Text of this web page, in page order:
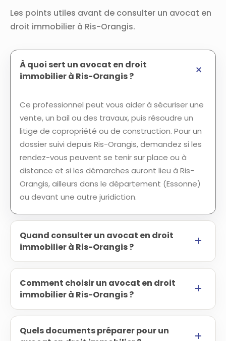
Les points utiles avant de consulter un avocat en
droit immobilier à Ris-Orangis.
À quoi sert un avocat en droit
immobilier à Ris-Orangis ?
Ce professionnel peut vous aider à sécuriser une
vente, un bail ou des travaux, puis résoudre un
litige de copropriété ou de construction. Pour un
dossier suivi depuis Ris-Orangis, demandez si les
rendez-vous peuvent se tenir sur place ou à
distance et si les démarches auront lieu à Ris-
Orangis, ailleurs dans le département (Essonne)
ou devant une autre juridiction.
Quand consulter un avocat en droit
immobilier à Ris-Orangis ?
Comment choisir un avocat en droit
immobilier à Ris-Orangis ?
Quels documents préparer pour un